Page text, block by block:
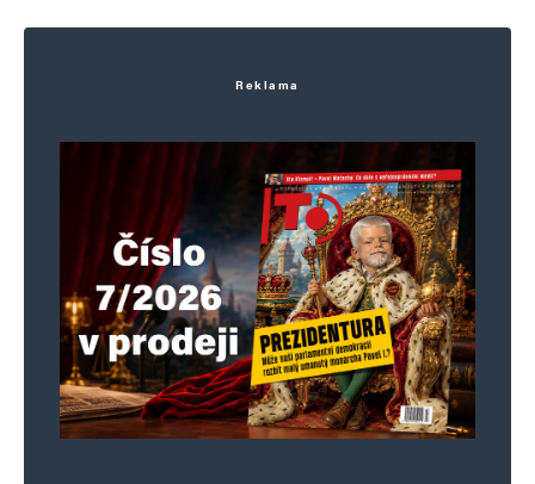
Webová stránka
Uložit do prohlížeče jméno, e-mail a webovou stránku pro budoucí
komentáře.
Informujte mě o nových komentářích e-mailem.
Reklama